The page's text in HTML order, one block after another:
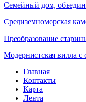
Семейный дом,
Средиземноморская
Преобразование
Модернистская вилла
Главная
Контакты
Карта
Лента